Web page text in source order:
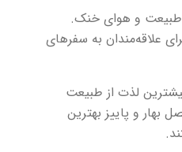
طبیعت و هوای خنک.
علاقه‌مندان به سفرهای
بیشترین لذت از طبیعت
بهار و پاییز بهترین